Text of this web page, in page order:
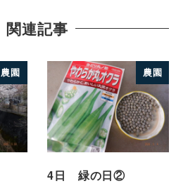
関連記事
農園 農園
4日 緑の日②